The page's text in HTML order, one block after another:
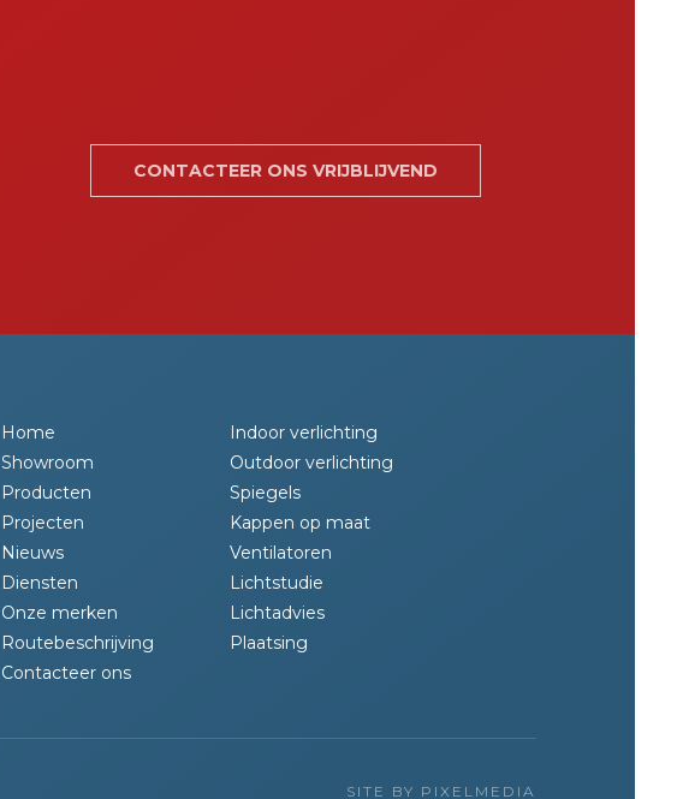
CONTACTEER ONS VRIJBLIJVEND
Home
Showroom
Producten
Projecten
Nieuws
Diensten
Onze merken
Routebeschrijving
Contacteer ons
Indoor verlichting
Outdoor verlichting
Spiegels
Kappen op maat
Ventilatoren
Lichtstudie
Lichtadvies
Plaatsing
SITE BY PIXELMEDIA